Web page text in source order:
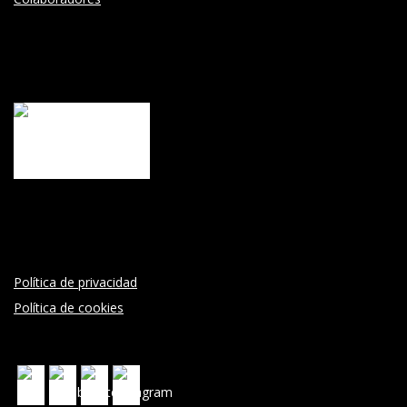
Política de privacidad
Política de cookies